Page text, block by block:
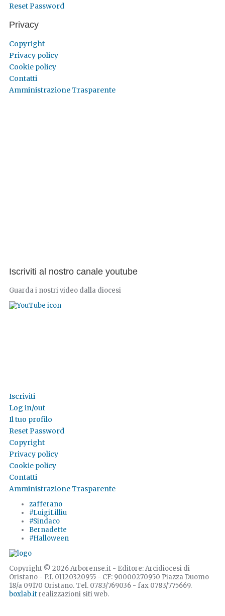
Reset Password
Privacy
Copyright
Privacy policy
Cookie policy
Contatti
Amministrazione Trasparente
Iscriviti al nostro canale youtube
Guarda i nostri video dalla diocesi
Iscriviti
Log in/out
Il tuo profilo
Reset Password
Copyright
Privacy policy
Cookie policy
Contatti
Amministrazione Trasparente
zafferano
#LuigiLilliu
#Sindaco
Bernadette
#Halloween
Copyright © 2026 Arborense.it - Editore: Arcidiocesi di
Oristano - P.I. 01120320955 - CF: 90000270950 Piazza Duomo
18/a 09170 Oristano. Tel. 0783/769036 - fax 0783/775669.
boxlab.itrealizzazioni siti web.